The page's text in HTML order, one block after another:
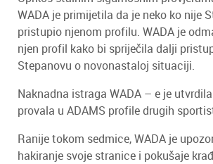
WADA je primijetila da je neko ko nije
pristupio njenom profilu. WADA je
njen profil kako bi spriječila dalji
Stepanovu o novonastaloj situaciji.
Naknadna istraga WADA – e je
provala u ADAMS profile drugih
Ranije tokom sedmice, WADA je
hakiranje svoje stranice i pokušaje